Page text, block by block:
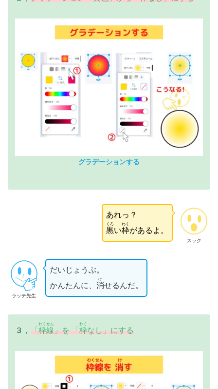
グラデーションする
スック
あれっ？
黒
くろ
い枠
わく
があるよ。
ラッチ先生
だいじょうぶ。
かんたんに、 消
け
せるんだ。
３， 「枠線
わくせん
」を 「枠
わく
なし」にする